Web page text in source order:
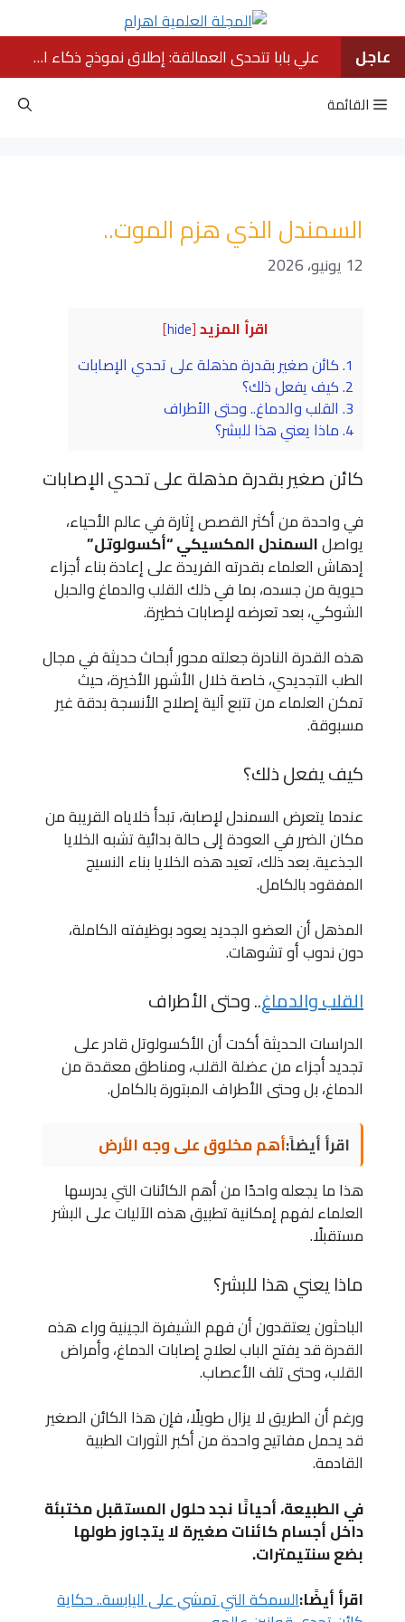
إلى
المحتوى
عاجل علي بابا تتحدى العمالقة: إطلاق نموذج ذكاء اصطناعي ينافس كبار الشركات الأمريكية
القائمة
السمندل الذي هزم الموت..
12 يونيو، 2026
اقرأ المزيد[
hide
]
1. كائن صغير بقدرة مذهلة على تحدي الإصابات
2. كيف يفعل ذلك؟
3. القلب والدماغ.. وحتى الأطراف
4. ماذا يعني هذا للبشر؟
كائن صغير بقدرة مذهلة على تحدي الإصابات
في واحدة من أكثر القصص إثارة في عالم الأحياء،
يواصلالسمندل المكسيكي “أكسولوتل”
إدهاش العلماء بقدرته الفريدة على إعادة بناء أجزاء
حيوية من جسده، بما في ذلك القلب والدماغ والحبل
الشوكي، بعد تعرضه لإصابات خطيرة.
هذه القدرة النادرة جعلته محور أبحاث حديثة في مجال
الطب التجديدي، خاصة خلال الأشهر الأخيرة، حيث
تمكن العلماء من تتبع آلية إصلاح الأنسجة بدقة غير
مسبوقة.
كيف يفعل ذلك؟
عندما يتعرض السمندل لإصابة، تبدأ خلاياه القريبة من
مكان الضرر في العودة إلى حالة بدائية تشبه الخلايا
الجذعية. بعد ذلك، تعيد هذه الخلايا بناء النسيج
المفقود بالكامل.
المذهل أن العضو الجديد يعود بوظيفته الكاملة،
دون ندوب أو تشوهات.
القلب والدماغ.. وحتى الأطراف
الدراسات الحديثة أكدت أن الأكسولوتل قادر على
تجديد أجزاء من عضلة القلب، ومناطق معقدة من
الدماغ، بل وحتى الأطراف المبتورة بالكامل.
اقرأ أيضاً:أهم مخلوق على وجه الأرض
هذا ما يجعله واحدًا من أهم الكائنات التي يدرسها
العلماء لفهم إمكانية تطبيق هذه الآليات على البشر
مستقبلًا.
ماذا يعني هذا للبشر؟
الباحثون يعتقدون أن فهم الشيفرة الجينية وراء هذه
القدرة قد يفتح الباب لعلاج إصابات الدماغ، وأمراض
القلب، وحتى تلف الأعصاب.
ورغم أن الطريق لا يزال طويلًا، فإن هذا الكائن الصغير
قد يحمل مفاتيح واحدة من أكبر الثورات الطبية
القادمة.
في الطبيعة، أحيانًا نجد حلول المستقبل مختبئة
داخل أجسام كائنات صغيرة لا يتجاوز طولها
بضع سنتيمترات.
اقرأ أيضًا:السمكة التي تمشي على اليابسة.. حكاية